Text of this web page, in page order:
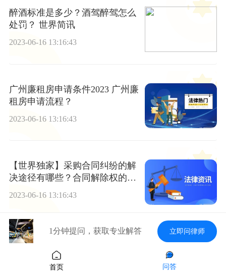
醉酒标准是多少？酒驾醉驾怎么
处罚？ 世界简讯
2023-06-16 13:16:43
广州廉租房申请条件2023 广州廉
租房申请流程？
2023-06-16 13:16:43
【世界独家】采购合同纠纷的解
决途径有哪些？合同解除权的行
使期限是多久？
2023-06-16 13:16:43
进出口关税的作用有什么？出口
收汇核销时间限制是什么？出口
收汇后多久要核销退税？|播报
2023-06-16 13:16:43
1分钟提问，获取专业解答 立即问律师
首页 问答